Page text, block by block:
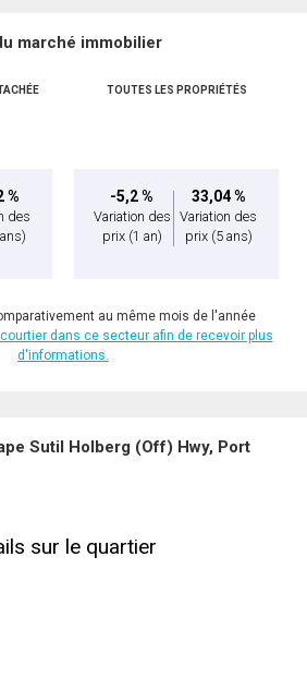
», vous consentez à nos conditions d'utilisation et
écrite de communiquer avec vous.
marché immobilier
%
des
TOUTES LES PROPRIÉTÉS
-5,2 %
Variation des
prix (1 an)
33,04 %
Variation des
prix (5 ans)
au même mois de l'année
dans ce secteur afin de recevoir plus
d'informations.
Sutil Holberg (Off) Hwy, Port
sur le quartier